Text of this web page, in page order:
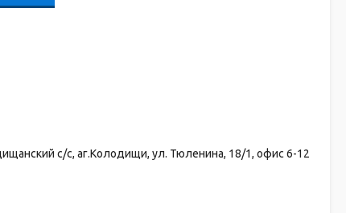
с/с, аг.Колодищи, ул. Тюленина, 18/1, офис 6-12